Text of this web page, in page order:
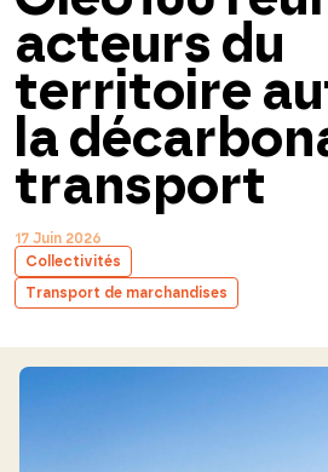
acteurs du
territoire
la
transport
17 Juin 2026
Collectivités
Transport de marchandises